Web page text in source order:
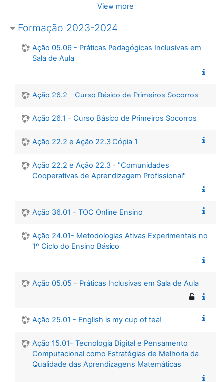
View more
Formação 2023-2024
Ação 05.06 - Práticas Pedagógicas Inclusivas em
Sala de Aula
Ação 26.2 - Curso Básico de Primeiros Socorros
Ação 26.1 - Curso Básico de Primeiros Socorros
Ação 22.2 e Ação 22.3 Cópia 1
Ação 22.2 e Ação 22.3 - "Comunidades
Cooperativas de Aprendizagem Profissional"
Ação 36.01 - TOC Online Ensino
Ação 24.01- Metodologias Ativas Experimentais no
1º Ciclo do Ensino Básico
Ação 05.05 - Práticas Inclusivas em Sala de Aula
Ação 25.01 - English is my cup of tea!
Ação 15.01- Tecnologia Digital e Pensamento
Computacional como Estratégias de Melhoria da
Qualidade das Aprendizagens Matemáticas